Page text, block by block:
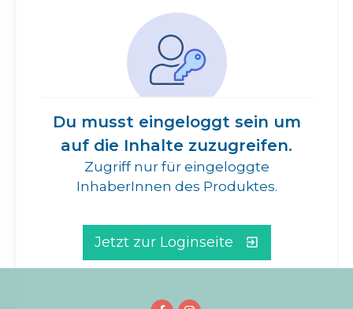
Du musst eingeloggt sein um
auf die Inhalte zuzugreifen.
Zugriff nur für eingeloggte
InhaberInnen des Produktes.
Jetzt zur Loginseite